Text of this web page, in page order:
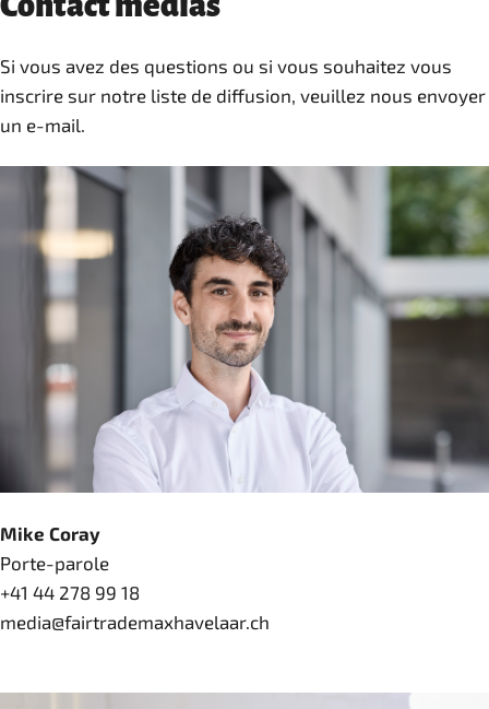
Si vous avez des questions ou si vous souhaitez vous
inscrire sur notre liste de diffusion, veuillez nous envoyer
un e-mail.
Mike Coray
Porte-parole
+41 44 278 99 18
media@fairtrademaxhavelaar.ch